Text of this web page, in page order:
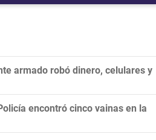
armado robó dinero, celulares y
encontró cinco vainas en la